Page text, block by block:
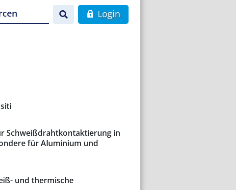
Login
Schweißdrahtkontaktierung in
für Aluminium und
und thermische